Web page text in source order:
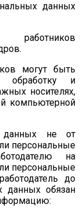
данных
могут быть
обработку и
носителях,
компьютерной
данных не от
персональные
на
персональные
до
данных обязан